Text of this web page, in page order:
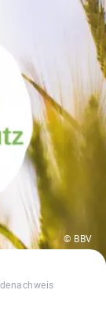
© BBV